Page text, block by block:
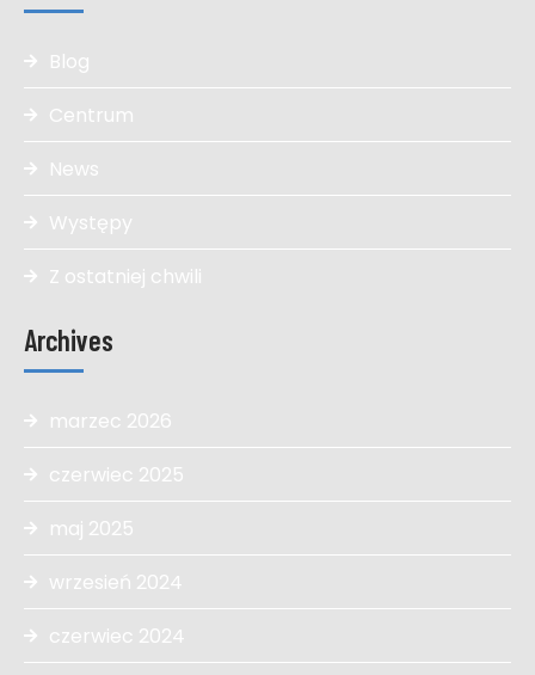
Blog
Centrum
News
Występy
Z ostatniej chwili
Archives
marzec 2026
czerwiec 2025
maj 2025
wrzesień 2024
czerwiec 2024